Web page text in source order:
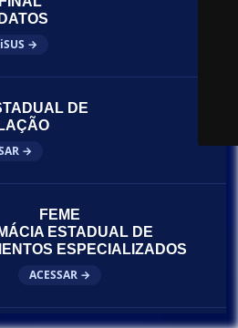
→
DE
→
FEME
ESTADUAL DE
ESPECIALIZADOS
ACESSAR →